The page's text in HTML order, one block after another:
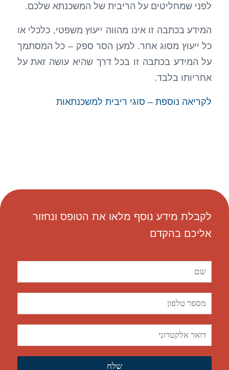
לפני שמחליטים על הריבית של המשכנתא שלכם.
המידע בכתבה זו אינו מהווה ייעוץ משפטי, כלכלי או
כל ייעוץ מסוג אחר. למען הסר ספק – כל המסתמך
על המידע בכתבה זו בכל דרך שהיא עושה זאת על
אחריותו בלבד.
לקריאה נוספת – סוגי ריבית למשכנתאות
לקבלת מידע נוסף מלאו את הטופס ונחזור
אליכם בהקדם